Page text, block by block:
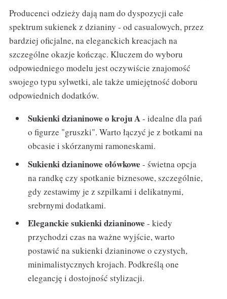
Producenci odzieży dają nam do dyspozycji całe
spektrum sukienek z dzianiny - od casualowych, przez
bardziej oficjalne, na eleganckich kreacjach na
szczególne okazje kończąc. Kluczem do wyboru
odpowiedniego modelu jest oczywiście znajomość
swojego typu sylwetki, ale także umiejętność doboru
odpowiednich dodatków.
Sukienki dzianinowe o kroju A- idealne dla pań
o figurze "gruszki". Warto łączyć je z botkami na
obcasie i skórzanymi ramoneskami.
Sukienki dzianinowe ołówkowe - świetna opcja
na randkę czy spotkanie biznesowe, szczególnie,
gdy zestawimy je z szpilkami i delikatnymi,
srebrnymi dodatkami.
Eleganckie sukienki dzianinowe - kiedy
przychodzi czas na ważne wyjście, warto
postawić na sukienki dzianinowe o czystych,
minimalistycznych krojach. Podkreślą one
elegancję i dostojność stylizacji.